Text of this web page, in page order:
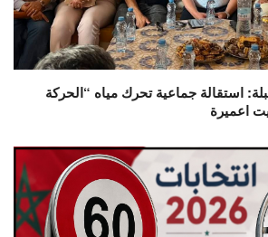
استقالة جماعية تحرك مياه “الحركة
اعميرة